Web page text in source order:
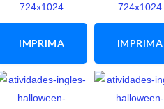
IMPRIMA
ATIVIDADE
IMPRIMA
ATIVIDADE